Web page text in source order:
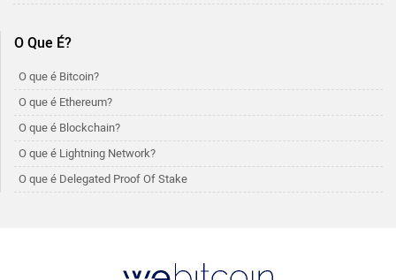
O Que É?
O que é Bitcoin?
O que é Ethereum?
O que é Blockchain?
O que é Lightning Network?
O que é Delegated Proof Of Stake